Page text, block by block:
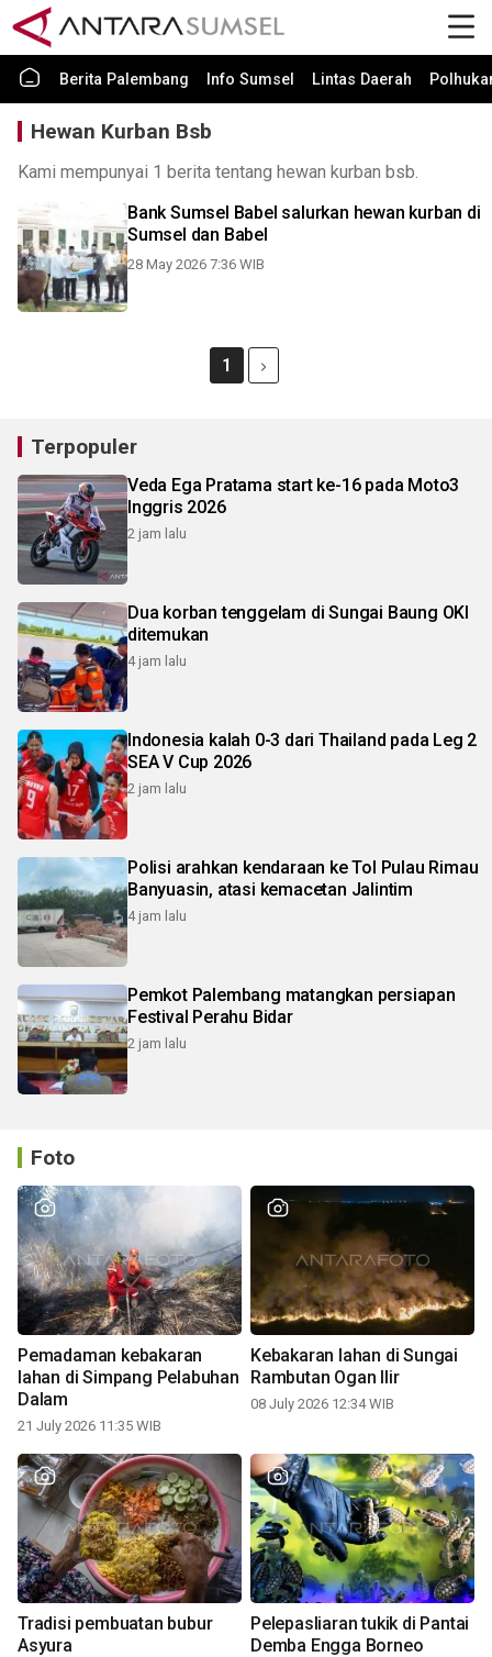
Berita Palembang Info Sumsel Lintas Daerah
Hewan Kurban Bsb
Kami mempunyai 1 berita tentang hewan kurban bsb.
Bank Sumsel Babel salurkan hewan kurban di
Sumsel dan Babel
28 May 2026 7:36 WIB
1
Terpopuler
Veda Ega Pratama start ke-16 pada Moto3
Inggris 2026
2 jam lalu
Dua korban tenggelam di Sungai Baung OKI
ditemukan
4 jam lalu
Indonesia kalah 0-3 dari Thailand pada Leg 2
SEA V Cup 2026
2 jam lalu
Polisi arahkan kendaraan ke Tol Pulau Rimau
Banyuasin, atasi kemacetan Jalintim
4 jam lalu
Pemkot Palembang matangkan persiapan
Festival Perahu Bidar
2 jam lalu
Foto
Pemadaman kebakaran
lahan di Simpang Pelabuhan
Dalam
21 July 2026 11:35 WIB
Kebakaran lahan di Sungai
Rambutan Ogan Ilir
08 July 2026 12:34 WIB
Tradisi pembuatan bubur
Asyura
Pelepasliaran tukik di Pantai
Demba Engga Borneo